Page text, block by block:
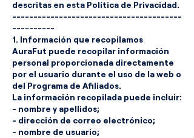
descritas en esta Política de Privacidad.
----------------------------------------
----------
1. Información que recopilamos
AuraFut puede recopilar información
personal proporcionada directamente
por el usuario durante el uso de la web o
del Programa de Afiliados.
La información recopilada puede incluir:
- nombre y apellidos;
- dirección de correo electrónico;
- nombre de usuario;